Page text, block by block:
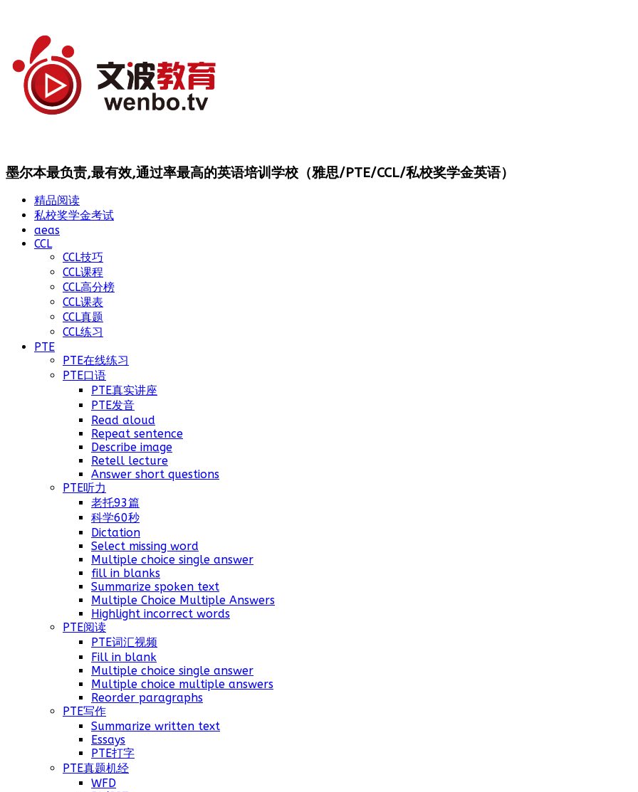
墨尔本最负责,最有效,通过率最高的英语培训学校（雅思/PTE/CCL/私校奖学金英语）
精品阅读
私校奖学金考试
aeas
CCL
CCL技巧
CCL课程
CCL高分榜
CCL课表
CCL真题
CCL练习
PTE
PTE在线练习
PTE口语
PTE真实讲座
PTE发音
Read aloud
Repeat sentence
Describe image
Retell lecture
Answer short questions
PTE听力
老托93篇
科学60秒
Dictation
Select missing word
Multiple choice single answer
fill in blanks
Summarize spoken text
Multiple Choice Multiple Answers
Highlight incorrect words
PTE阅读
PTE词汇视频
Fill in blank
Multiple choice single answer
Multiple choice multiple answers
Reorder paragraphs
PTE写作
Summarize written text
Essays
PTE打字
PTE真题机经
WFD